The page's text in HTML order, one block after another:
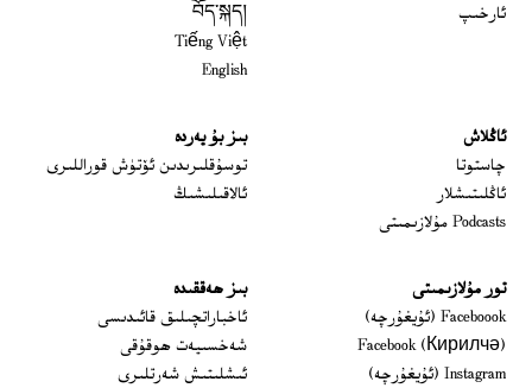
ئارخىپ
བོད་སྐད།
Tiếng Việt
English
ئاڭلاش
چاستوتا
ئاڭلىتىشلار
Podcasts مۇلازىمىتى
بىز بۇ يەردە
توسۇقلىرىدىن ئۆتۈش قوراللىرى
ئالاقىلىشىڭ
تور مۇلازىمىتى
Faceboook (ئۇيغۇرچە)
Opens in new window
Facebook (Кирилчә)
Opens in new window
Instagram (ئۇيغۇرچە)
Opens in new window
بىز ھەققىدە
ئاخباراتچىلىق قائىدىسى
شەخسىيەت ھوقۇقى
ئىشلىتىش شەرتلىرى